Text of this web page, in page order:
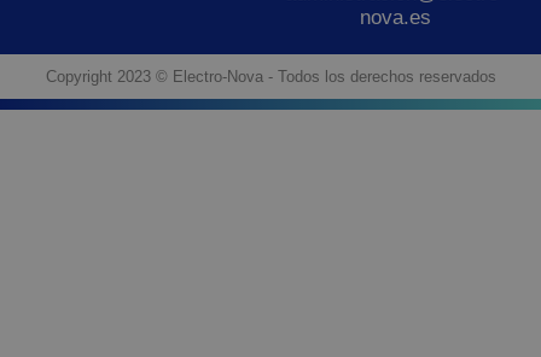
nova.es
Copyright 2023 © Electro-Nova - Todos los derechos reservados